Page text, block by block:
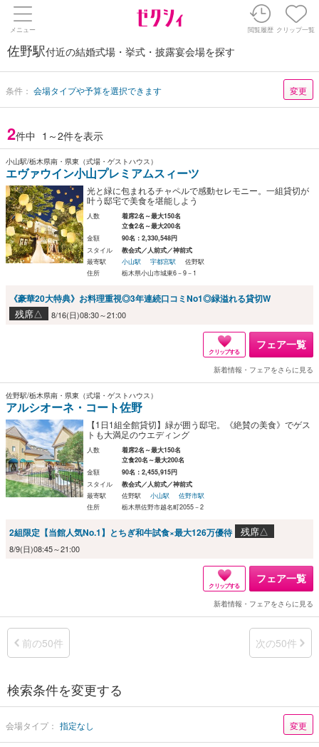
メニュー 閲覧履歴 クリップ一覧
佐野駅付近の結婚式場・挙式・披露宴会場を探す
条件： 会場タイプや予算を選択できます 変更
2件中 1～2件を表示
小山駅/栃木県南・県東（式場・ゲストハウス）
エヴァウイン小山プレミアムスィーツ
光と緑に包まれるチャペルで感動セレモニー。一組貸切が
叶う邸宅で美食を堪能しよう
人数
着席2名～最大150名
立食2名～最大200名
金額
90名：2,330,548円
スタイル
教会式／人前式／神前式
最寄駅
小山駅 宇都宮駅
佐野駅
住所
栃木県小山市城東6－9－1
《豪華20大特典》お料理重視◎3年連続口コミNo1◎緑溢れる貸切W
残席△ 8/16(日)08:30～21:00
クリップする
フェア一覧
新着情報・フェアをさらに見る
佐野駅/栃木県南・県東（式場・ゲストハウス）
アルシオーネ・コート佐野
【1日1組全館貸切】緑が囲う邸宅。《絶賛の美食》でゲス
トも大満足のウエディング
人数
着席2名～最大150名
立食20名～最大200名
金額
90名：2,455,915円
スタイル
教会式／人前式／神前式
最寄駅
佐野駅 小山駅
佐野市駅
住所
栃木県佐野市越名町2055－2
2組限定【当館人気No.1】とちぎ和牛試食×最大126万優待 残席△
8/9(日)08:45～21:00
クリップする
フェア一覧
新着情報・フェアをさらに見る
前の50件 次の50件
検索条件を変更する
会場タイプ： 指定なし 変更